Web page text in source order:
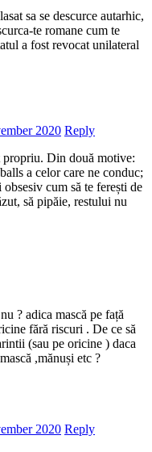
sa se descurce autarhic,
te romane cum te
a fost revocat unilateral
2020 Reply
propriu. Din două motive:
a celor care ne conduc;
cum să te ferești de
să pipăie, restului nu
? adica mască pe față
fără riscuri . De ce să
(sau pe oricine ) daca
,mănuși etc ?
2020 Reply